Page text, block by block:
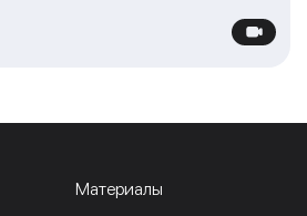
Материалы